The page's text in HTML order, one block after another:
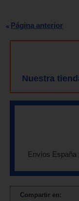
Página anterior
Nuestra
Envíos
Compartir en: